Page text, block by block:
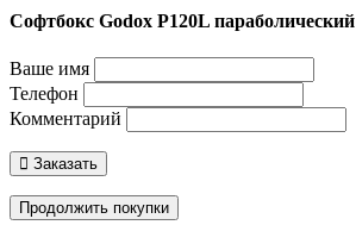
Софтбокс Godox P120L параболический
Ваше имя
Телефон
Комментарий
Заказать
Продолжить покупки